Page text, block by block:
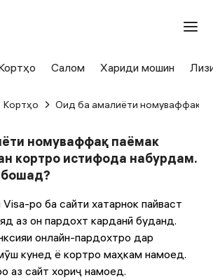
Салом Хариди мошин
Кортҳо Оид ба амалиёти номуваффақ
номуваффақ паёмак
кортро истифода набурдам.
ро ба сайти хатарнок пайваст
аз он пардохт карданӣ буданд.
онлайн-пардохтро дар
кунед ё кортро маҳкам намоед.
аз сайт хориҷ намоед.